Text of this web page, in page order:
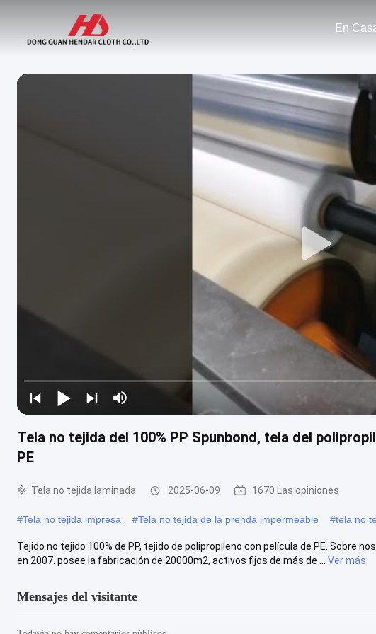
En
Tela no tejida del 100% PP Spunbond, tela del
PE
Tela no tejida laminada 2025-06-09 1670 Las opiniones
#Tela no tejida impresa #Tela no tejida de la prenda impermeable #tela no
Tejido no tejido 100% de PP, tejido de polipropileno con película de PE. Sobre
en 2007. posee la fabricación de 20000m2, activos fijos de más de ...
Ver más
Mensajes del visitante